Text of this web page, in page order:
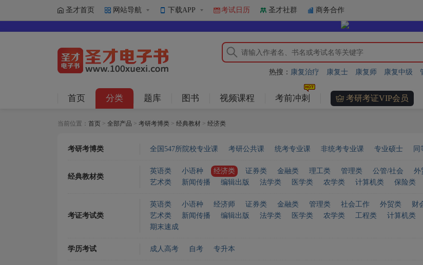
圣才首页 网站导航 下载APP 考试日历 圣才社群 商务合作
热搜： 康复治疗 康复士 康复师 康复中级
首页 分类 题库 图书 视频课程 考前冲刺 考研考证VIP会员
当前位置： 首页 > 全部产品 > 考研考博类 > 经典教材 > 经济类
考研考博类 全国547所院校专业课 考研公共课 统考专业课 非统考专业课 专业硕士 同
经典教材类
英语类 小语种 经济类 证券类 金融类 理工类 管理类 公管/社会 外
艺术类
新闻传播 编辑出版 法学类 医学类 农学类 计算机类 保险类
考证考试类
英语类 小语种 经济师 证券类 金融类 管理类 社会工作 外贸类 财
艺术类
新闻传播 编辑出版 法学类 医学类 农学类 工程类 计算机类
期末速成
学历考试 成人高考 自考 专升本